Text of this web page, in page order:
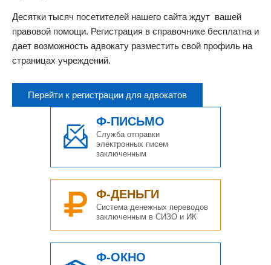
Десятки тысяч посетителей нашего сайта ждут вашей
правовой помощи. Регистрация в справочнике бесплатна и
дает возможность адвокату разместить свой профиль на
страницах учреждений.
Перейти к регистрации для адвокатов
Ф-ПИСЬМО
Служба отправки
электронных писем
заключенным
Ф-ДЕНЬГИ
Система денежных переводов
заключенным в СИЗО и ИК
Ф-ОКНО